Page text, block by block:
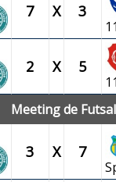
7 X 3
11
2 X 5
11
Meeting de
3 X 7